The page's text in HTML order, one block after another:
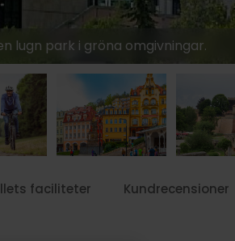
lugn park i gröna omgivningar.
faciliteter Kundrecensioner